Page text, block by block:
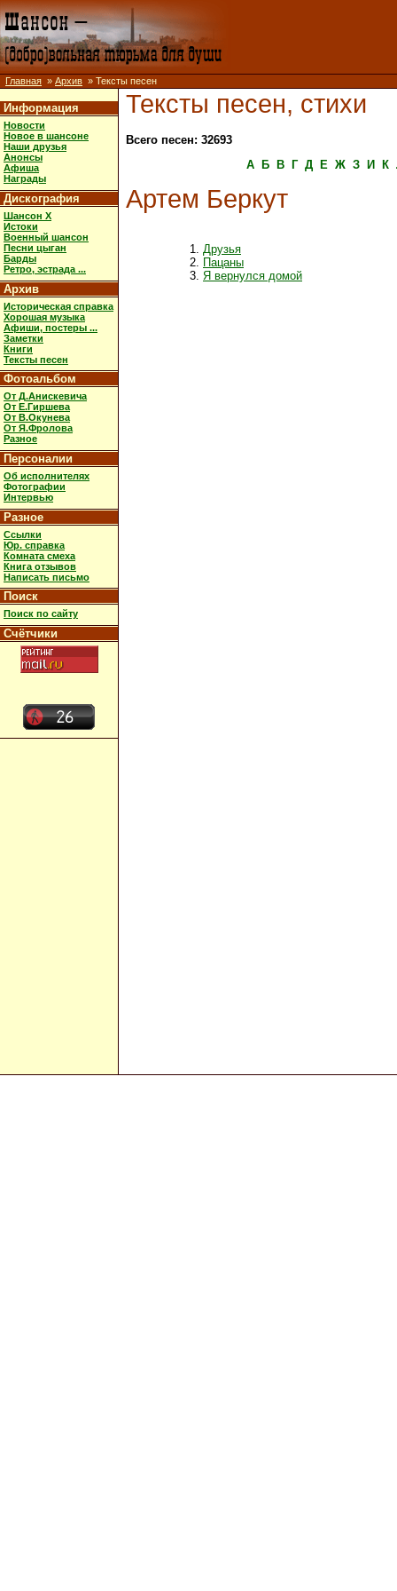
Главная » Архив » Тексты песен
Информация
Новости
Новое в шансоне
Наши друзья
Анонсы
Афиша
Награды
Дискография
Шансон X
Истоки
Военный шансон
Песни цыган
Барды
Ретро, эстрада ...
Архив
Историческая справка
Хорошая музыка
Афиши, постеры ...
Заметки
Книги
Тексты песен
Фотоальбом
От Д.Анискевича
От Е.Гиршева
От В.Окунева
От Я.Фролова
Разное
Персоналии
Об исполнителях
Фотографии
Интервью
Разное
Ссылки
Юр. справка
Комната смеха
Книга отзывов
Написать письмо
Поиск
Поиск по сайту
Счётчики
Тексты песен, стихи
Всего песен: 32693
А
Б В Г Д Е Ж З И К
Артем Беркут
Друзья
Пацаны
Я вернулся домой